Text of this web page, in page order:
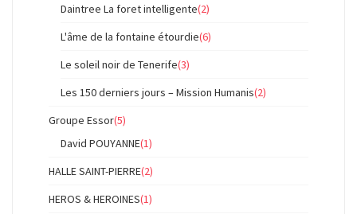
Daintree La foret intelligente(2)
L'âme de la fontaine étourdie(6)
Le soleil noir de Tenerife(3)
Les 150 derniers jours – Mission Humanis(2)
Groupe Essor(5)
David POUYANNE(1)
HALLE SAINT-PIERRE(2)
HEROS & HEROINES(1)